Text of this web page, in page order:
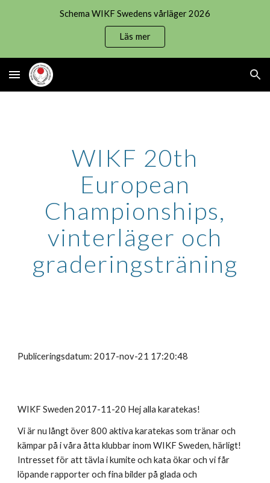
Schema WIKF Swedens vårläger 2026
Läs mer
WIKF 20th
European
Championships,
vinterläger och
graderingsträning
Publiceringsdatum: 2017-nov-21 17:20:48
WIKF Sweden 2017-11-20 Hej alla karatekas!
Vi är nu långt över 800 aktiva karatekas som tränar och
kämpar på i våra åtta klubbar inom WIKF Sweden, härligt!
Intresset för att tävla i kumite och kata ökar och vi får
löpande rapporter och fina bilder på glada och